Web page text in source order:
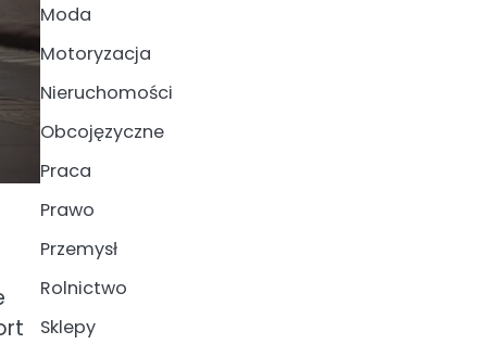
Moda
Motoryzacja
Nieruchomości
Obcojęzyczne
Praca
Prawo
Przemysł
Rolnictwo
Sklepy